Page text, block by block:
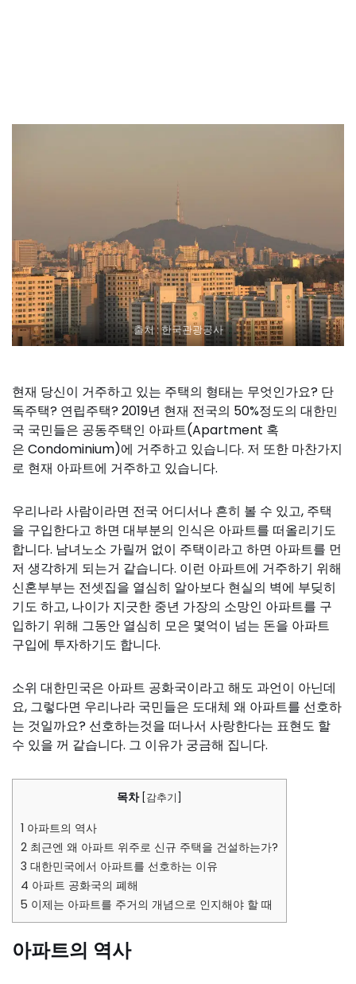
출처 : 한국관광공사
현재 당신이 거주하고 있는 주택의 형태는 무엇인가요? 단
독주택? 연립주택? 2019년 현재 전국의 50%정도의 대한민
국 국민들은 공동주택인 아파트(Apartment 혹
은 Condominium)에 거주하고 있습니다. 저 또한 마찬가지
로 현재 아파트에 거주하고 있습니다.
우리나라 사람이라면 전국 어디서나 흔히 볼 수 있고, 주택
을 구입한다고 하면 대부분의 인식은 아파트를 떠올리기도
합니다. 남녀노소 가릴꺼 없이 주택이라고 하면 아파트를 먼
저 생각하게 되는거 같습니다. 이런 아파트에 거주하기 위해
신혼부부는 전셋집을 열심히 알아보다 현실의 벽에 부딪히
기도 하고, 나이가 지긋한 중년 가장의 소망인 아파트를 구
입하기 위해 그동안 열심히 모은 몇억이 넘는 돈을 아파트
구입에 투자하기도 합니다.
소위 대한민국은 아파트 공화국이라고 해도 과언이 아닌데
요, 그렇다면 우리나라 국민들은 도대체 왜 아파트를 선호하
는 것일까요? 선호하는것을 떠나서 사랑한다는 표현도 할
수 있을 꺼 같습니다. 그 이유가 궁금해 집니다.
목차 감추기
1 아파트의 역사
2 최근엔 왜 아파트 위주로 신규 주택을 건설하는가?
3 대한민국에서 아파트를 선호하는 이유
4 아파트 공화국의 폐해
5 이제는 아파트를 주거의 개념으로 인지해야 할 때
아파트의 역사